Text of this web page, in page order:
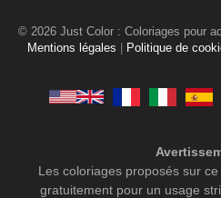
© 2026 Just Color : Coloriages pour
Mentions légales
Politique de
Les coloriages proposés sur
gratuitement pour un usage